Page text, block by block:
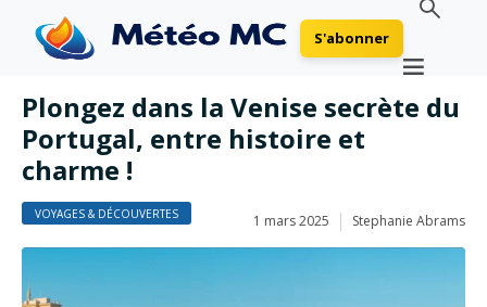
S'abonner
Plongez dans la Venise secrète du
Portugal, entre histoire et
charme !
VOYAGES & DÉCOUVERTES 1 mars 2025 Stephanie Abrams